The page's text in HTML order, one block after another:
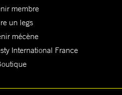
membre
un legs
mécène
International France